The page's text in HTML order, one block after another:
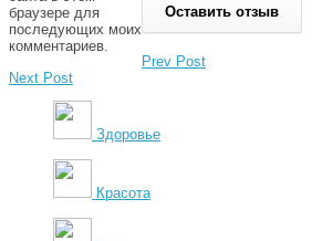
браузере для
последующих моих
комментариев.
Prev Post
Next Post
Здоровье
Красота